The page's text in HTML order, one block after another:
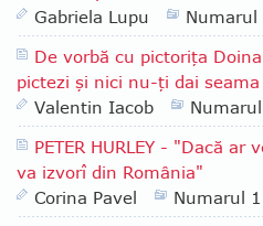
Gabriela Lupu
De vorbă cu pictoriţa
pictezi şi nici nu-ţi dai
Valentin Iacob
PETER HURLEY - "Dacă
va izvorî din România"
Corina Pavel
Numarul